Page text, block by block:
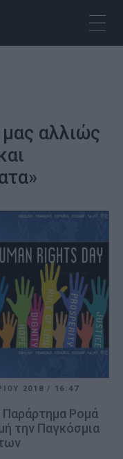
αλλιώς
2018/ 16:47
Ρομά
την Παγκόσμια